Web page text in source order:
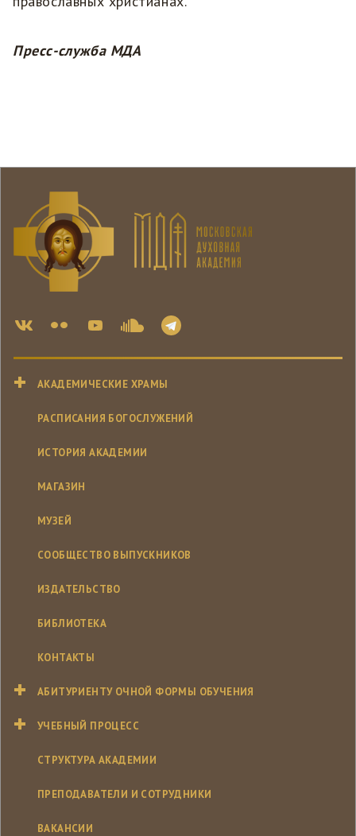
Пресс-служба МДА
АКАДЕМИЧЕСКИЕ ХРАМЫ
РАСПИСАНИЯ БОГОСЛУЖЕНИЙ
ИСТОРИЯ АКАДЕМИИ
МАГАЗИН
МУЗЕЙ
СООБЩЕСТВО ВЫПУСКНИКОВ
ИЗДАТЕЛЬСТВО
БИБЛИОТЕКА
КОНТАКТЫ
АБИТУРИЕНТУ ОЧНОЙ ФОРМЫ ОБУЧЕНИЯ
УЧЕБНЫЙ ПРОЦЕСС
СТРУКТУРА АКАДЕМИИ
ПРЕПОДАВАТЕЛИ И СОТРУДНИКИ
ВАКАНСИИ